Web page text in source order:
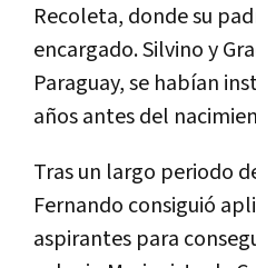
Recoleta, donde su
encargado. Silvino y
Paraguay, se habían
años antes del
Tras un largo periodo
Fernando consiguió
aspirantes para